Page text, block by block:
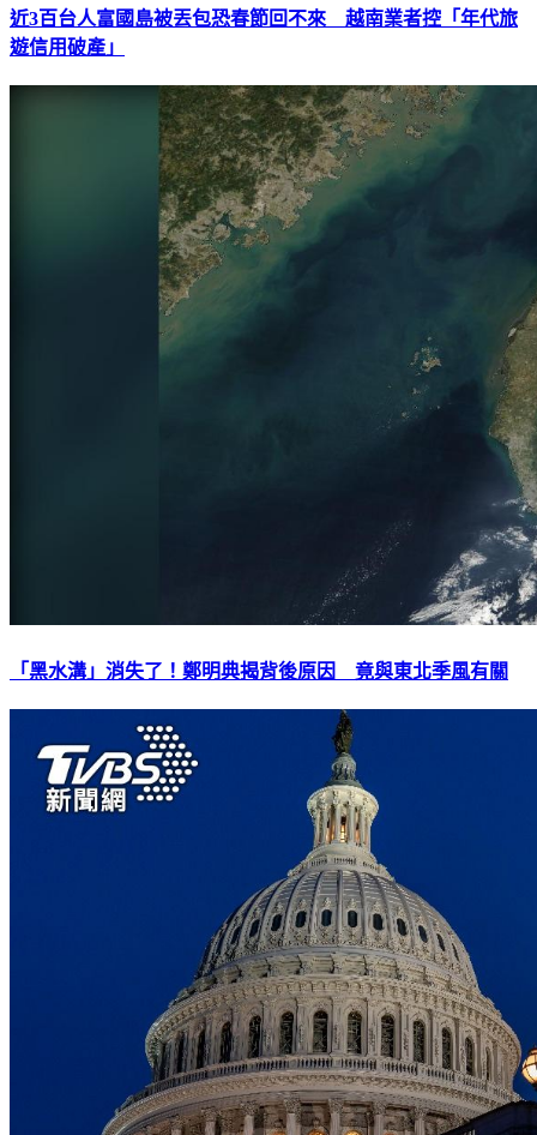
近3百台人富國島被丟包恐春節回不來 越南業者控「年代旅
遊信用破產」
「黑水溝」消失了！鄭明典揭背後原因 竟與東北季風有關